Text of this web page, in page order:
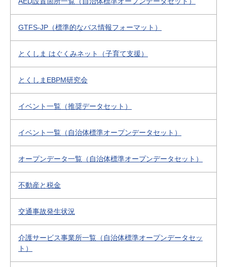
GTFS-JP（標準的なバス情報フォーマット）
とくしま はぐくみネット（子育て支援）
とくしまEBPM研究会
イベント一覧（推奨データセット）
イベント一覧（自治体標準オープンデータセット）
オープンデータ一覧（自治体標準オープンデータセット）
不動産と税金
交通事故発生状況
介護サービス事業所一覧（自治体標準オープンデータセッ
ト）